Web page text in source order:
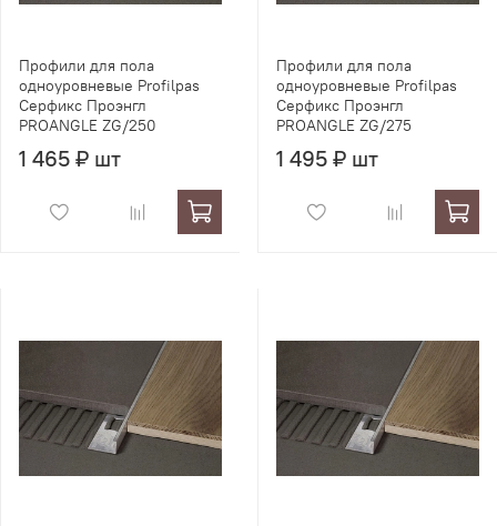
Профили для пола
одноуровневые Profilpas
Серфикс Проэнгл
PROANGLE ZG/250
1 465 ₽ шт
Профили для пола
одноуровневые Profilpas
Серфикс Проэнгл
PROANGLE ZG/275
1 495 ₽ шт